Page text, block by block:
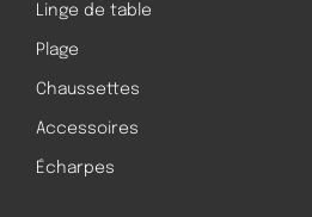
Linge de table
Plage
Chaussettes
Accessoires
Écharpes